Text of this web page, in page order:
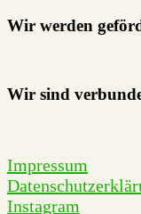
Wir werden
Wir sind
Impressum
Instagram